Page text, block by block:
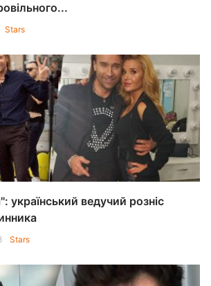
Stars
український ведучий розніс
Stars